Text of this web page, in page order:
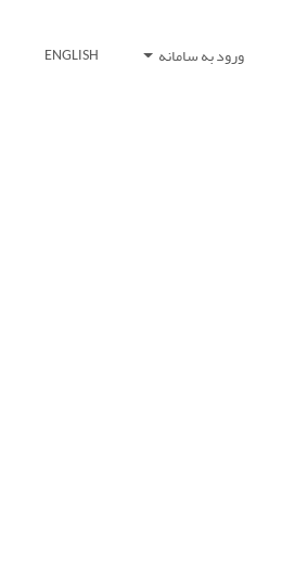
ورود به سامانه ENGLISH